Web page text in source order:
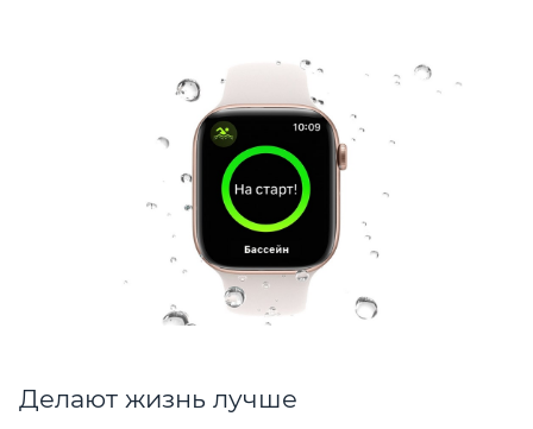
Делают жизнь лучше